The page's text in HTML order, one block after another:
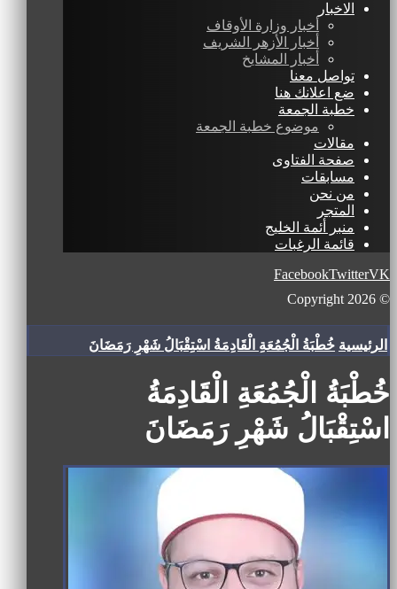
الاخبار
أخبار وزارة الأوقاف
أخبار الأزهر الشريف
أخبار المشايخ
تواصل معنا
ضع اعلانك هنا
خطبة الجمعة
موضوع خطبة الجمعة
مقالات
صفحة الفتاوى
مسابقات
من نحن
المتجر
منبر أئمة الخليج
قائمة الرغبات
FacebookTwitterVK
© Copyright 2026
الرئيسية خُطْبَةُ الْجُمُعَةِ الْقَادِمَةُ اسْتِقْبَالُ شَهْرِ رَمَضَانَ
خُطْبَةُ الْجُمُعَةِ الْقَادِمَةُ
اسْتِقْبَالُ شَهْرِ رَمَضَانَ